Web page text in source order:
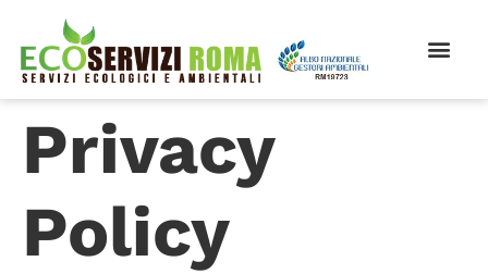
Privacy
Policy